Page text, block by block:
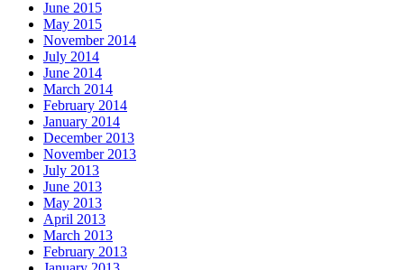
June 2015
May 2015
November 2014
July 2014
June 2014
March 2014
February 2014
January 2014
December 2013
November 2013
July 2013
June 2013
May 2013
April 2013
March 2013
February 2013